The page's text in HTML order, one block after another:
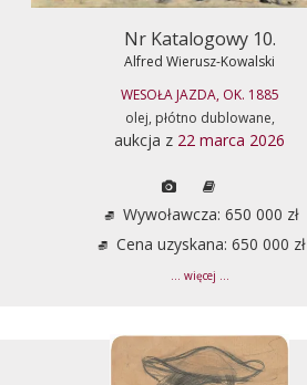
Nr Katalogowy 10.
Alfred Wierusz-Kowalski
WESOŁA JAZDA, OK. 1885
olej, płótno dublowane,
aukcja z 22 marca 2026
Wywoławcza: 650 000 zł
Cena uzyskana: 650 000 zł
... więcej ...